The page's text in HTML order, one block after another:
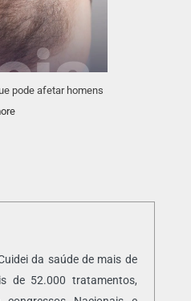
pode afetar homens
da saúde de mais de
de 52.000 tratamentos,